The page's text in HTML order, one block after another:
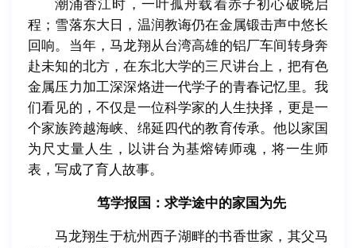
潮涌香江时，一叶孤舟载着赤子初心破晓启
程；雪落东大日，温润教诲仍在金属锻击声中悠长
回响。当年，马龙翔从台湾高雄的铝厂车间转身奔
赴未知的北方，在东北大学的三尺讲台上，把有色
金属压力加工深深烙进一代学子的青春记忆里。我
们看见的，不仅是一位科学家的人生抉择，更是一
个家族跨越海峡、绵延四代的教育传承。他以家国
为尺丈量人生，以讲台为基熔铸师魂，将一生师
表，写成了育人故事。
笃学报国：求学途中的家国为先
马龙翔生于杭州西子湖畔的书香世家，其父马